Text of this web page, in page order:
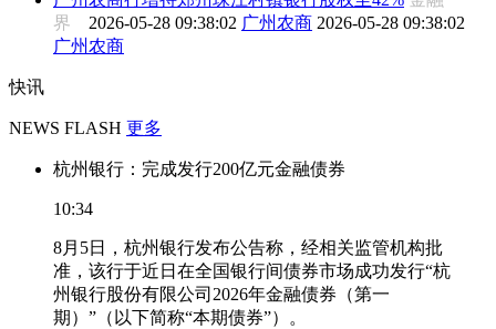
界 2026-05-28 09:38:02 广州农商 2026-05-28 09:38:02
广州农商
快讯
NEWS FLASH 更多
杭州银行：完成发行200亿元金融债券
10:34
8月5日，杭州银行发布公告称，经相关监管机构批
准，该行于近日在全国银行间债券市场成功发行“杭
州银行股份有限公司2026年金融债券（第一
期）”（以下简称“本期债券”）。